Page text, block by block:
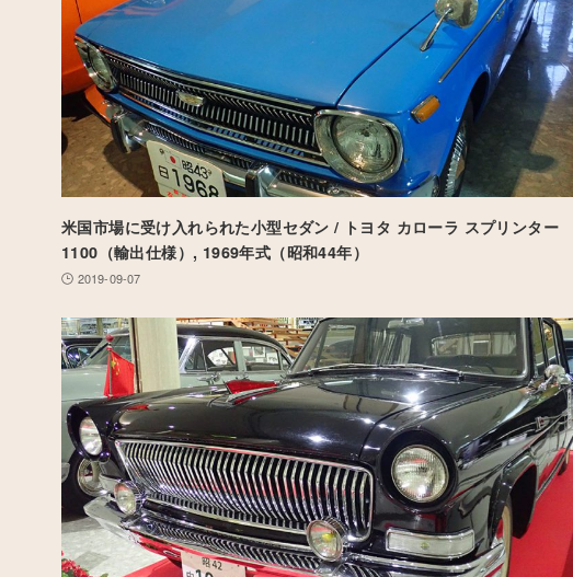
米国市場に受け入れられた小型セダン / トヨタ カローラ スプリンター
1100（輸出仕様）, 1969年式（昭和44年）
2019-09-07